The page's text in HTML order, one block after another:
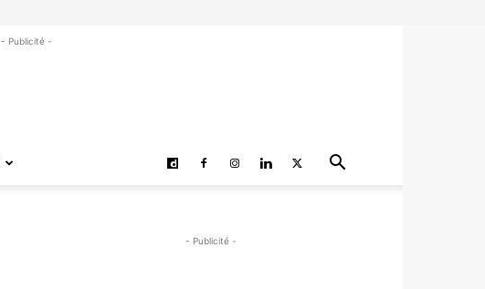
- Publicité -
- Publicité -